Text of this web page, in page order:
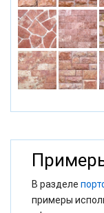
В разделе
примеры